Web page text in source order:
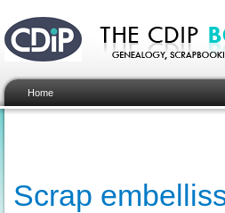
Home
Scrap